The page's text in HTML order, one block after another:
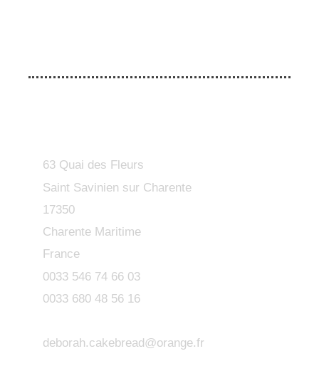
63 Quai des Fleurs
Saint Savinien sur Charente
17350
Charente Maritime
France
0033 546 74 66 03
0033 680 48 56 16
deborah.cakebread@orange.fr